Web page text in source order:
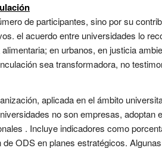
de participantes, sino por su
el acuerdo entre universidades lo
en urbanos, en justicia
sea transformadora, no
aplicada en el ámbito
no son empresas, adoptan
. Incluye indicadores como
ODS en planes estratégicos.